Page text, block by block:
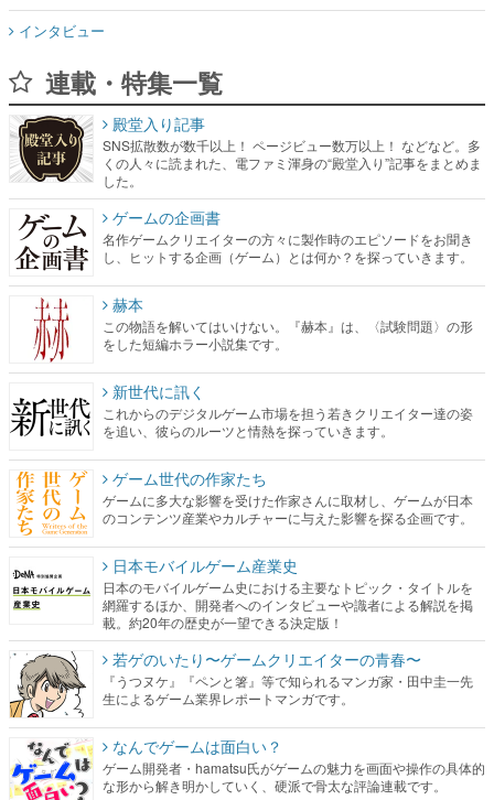
インタビュー
連載・特集一覧
殿堂入り記事
SNS拡散数が数千以上！ ページビュー数万以上！ などなど。多
くの人々に読まれた、電ファミ渾身の“殿堂入り”記事をまとめま
した。
ゲームの企画書
名作ゲームクリエイターの方々に製作時のエピソードをお聞き
し、ヒットする企画（ゲーム）とは何か？を探っていきます。
赫本
この物語を解いてはいけない。『赫本』は、〈試験問題〉の形
をした短編ホラー小説集です。
新世代に訊く
これからのデジタルゲーム市場を担う若きクリエイター達の姿
を追い、彼らのルーツと情熱を探っていきます。
ゲーム世代の作家たち
ゲームに多大な影響を受けた作家さんに取材し、ゲームが日本
のコンテンツ産業やカルチャーに与えた影響を探る企画です。
日本モバイルゲーム産業史
日本のモバイルゲーム史における主要なトピック・タイトルを
網羅するほか、開発者へのインタビューや識者による解説を掲
載。約20年の歴史が一望できる決定版！
若ゲのいたり〜ゲームクリエイターの青春〜
『うつヌケ』『ペンと箸』等で知られるマンガ家・田中圭一先
生によるゲーム業界レポートマンガです。
なんでゲームは面白い？
ゲーム開発者・hamatsu氏がゲームの魅力を画面や操作の具体的
な形から解き明かしていく、硬派で骨太な評論連載です。